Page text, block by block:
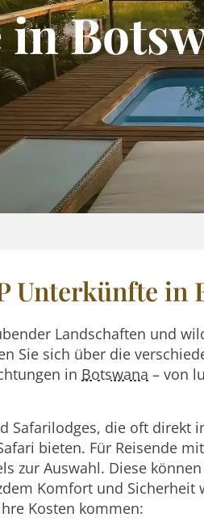
Unterkünfte in
Landschaften und
Sie sich über die
in Botswana – von
Safarilodges, die oft direkt
bieten. Für Reisende
zur Auswahl. Diese
Komfort und Sicherheit
Kosten kommen: